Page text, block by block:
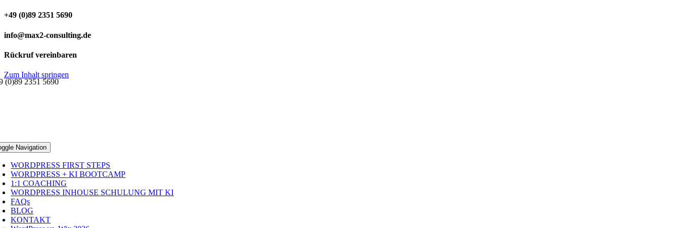
+49 (0)89 2351 5690
info@max2-consulting.de
Rückruf vereinbaren
Zum Inhalt springen
(0)89 2351 5690
Navigation
WORDPRESS FIRST STEPS
WORDPRESS + KI BOOTCAMP
1:1 COACHING
WORDPRESS INHOUSE SCHULUNG MIT KI
FAQs
BLOG
KONTAKT